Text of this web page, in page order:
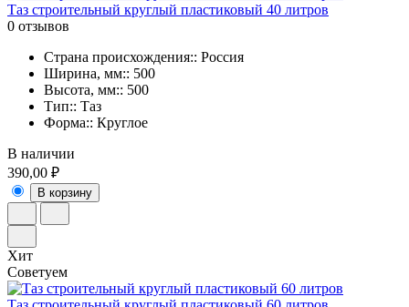
Таз строительный круглый пластиковый 40 литров
0 отзывов
Страна происхождения:: Россия
Ширина, мм:: 500
Высота, мм:: 500
Тип:: Таз
Форма:: Круглое
В наличии
390,00 ₽
В корзину
Хит
Советуем